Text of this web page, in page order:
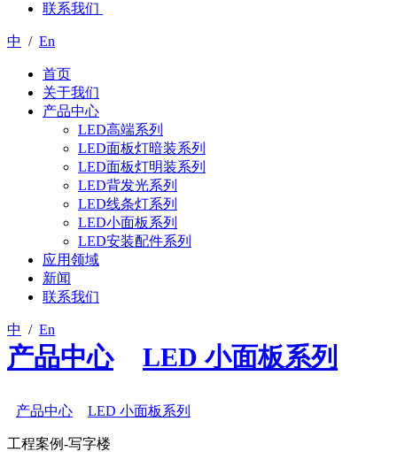
联系我们
中 / En
首页
关于我们
产品中心
LED高端系列
LED面板灯暗装系列
LED面板灯明装系列
LED背发光系列
LED线条灯系列
LED小面板系列
LED安装配件系列
应用领域
新闻
联系我们
中 / En
产品中心> LED 小面板系列
产品中心 LED 小面板系列
工程案例-写字楼